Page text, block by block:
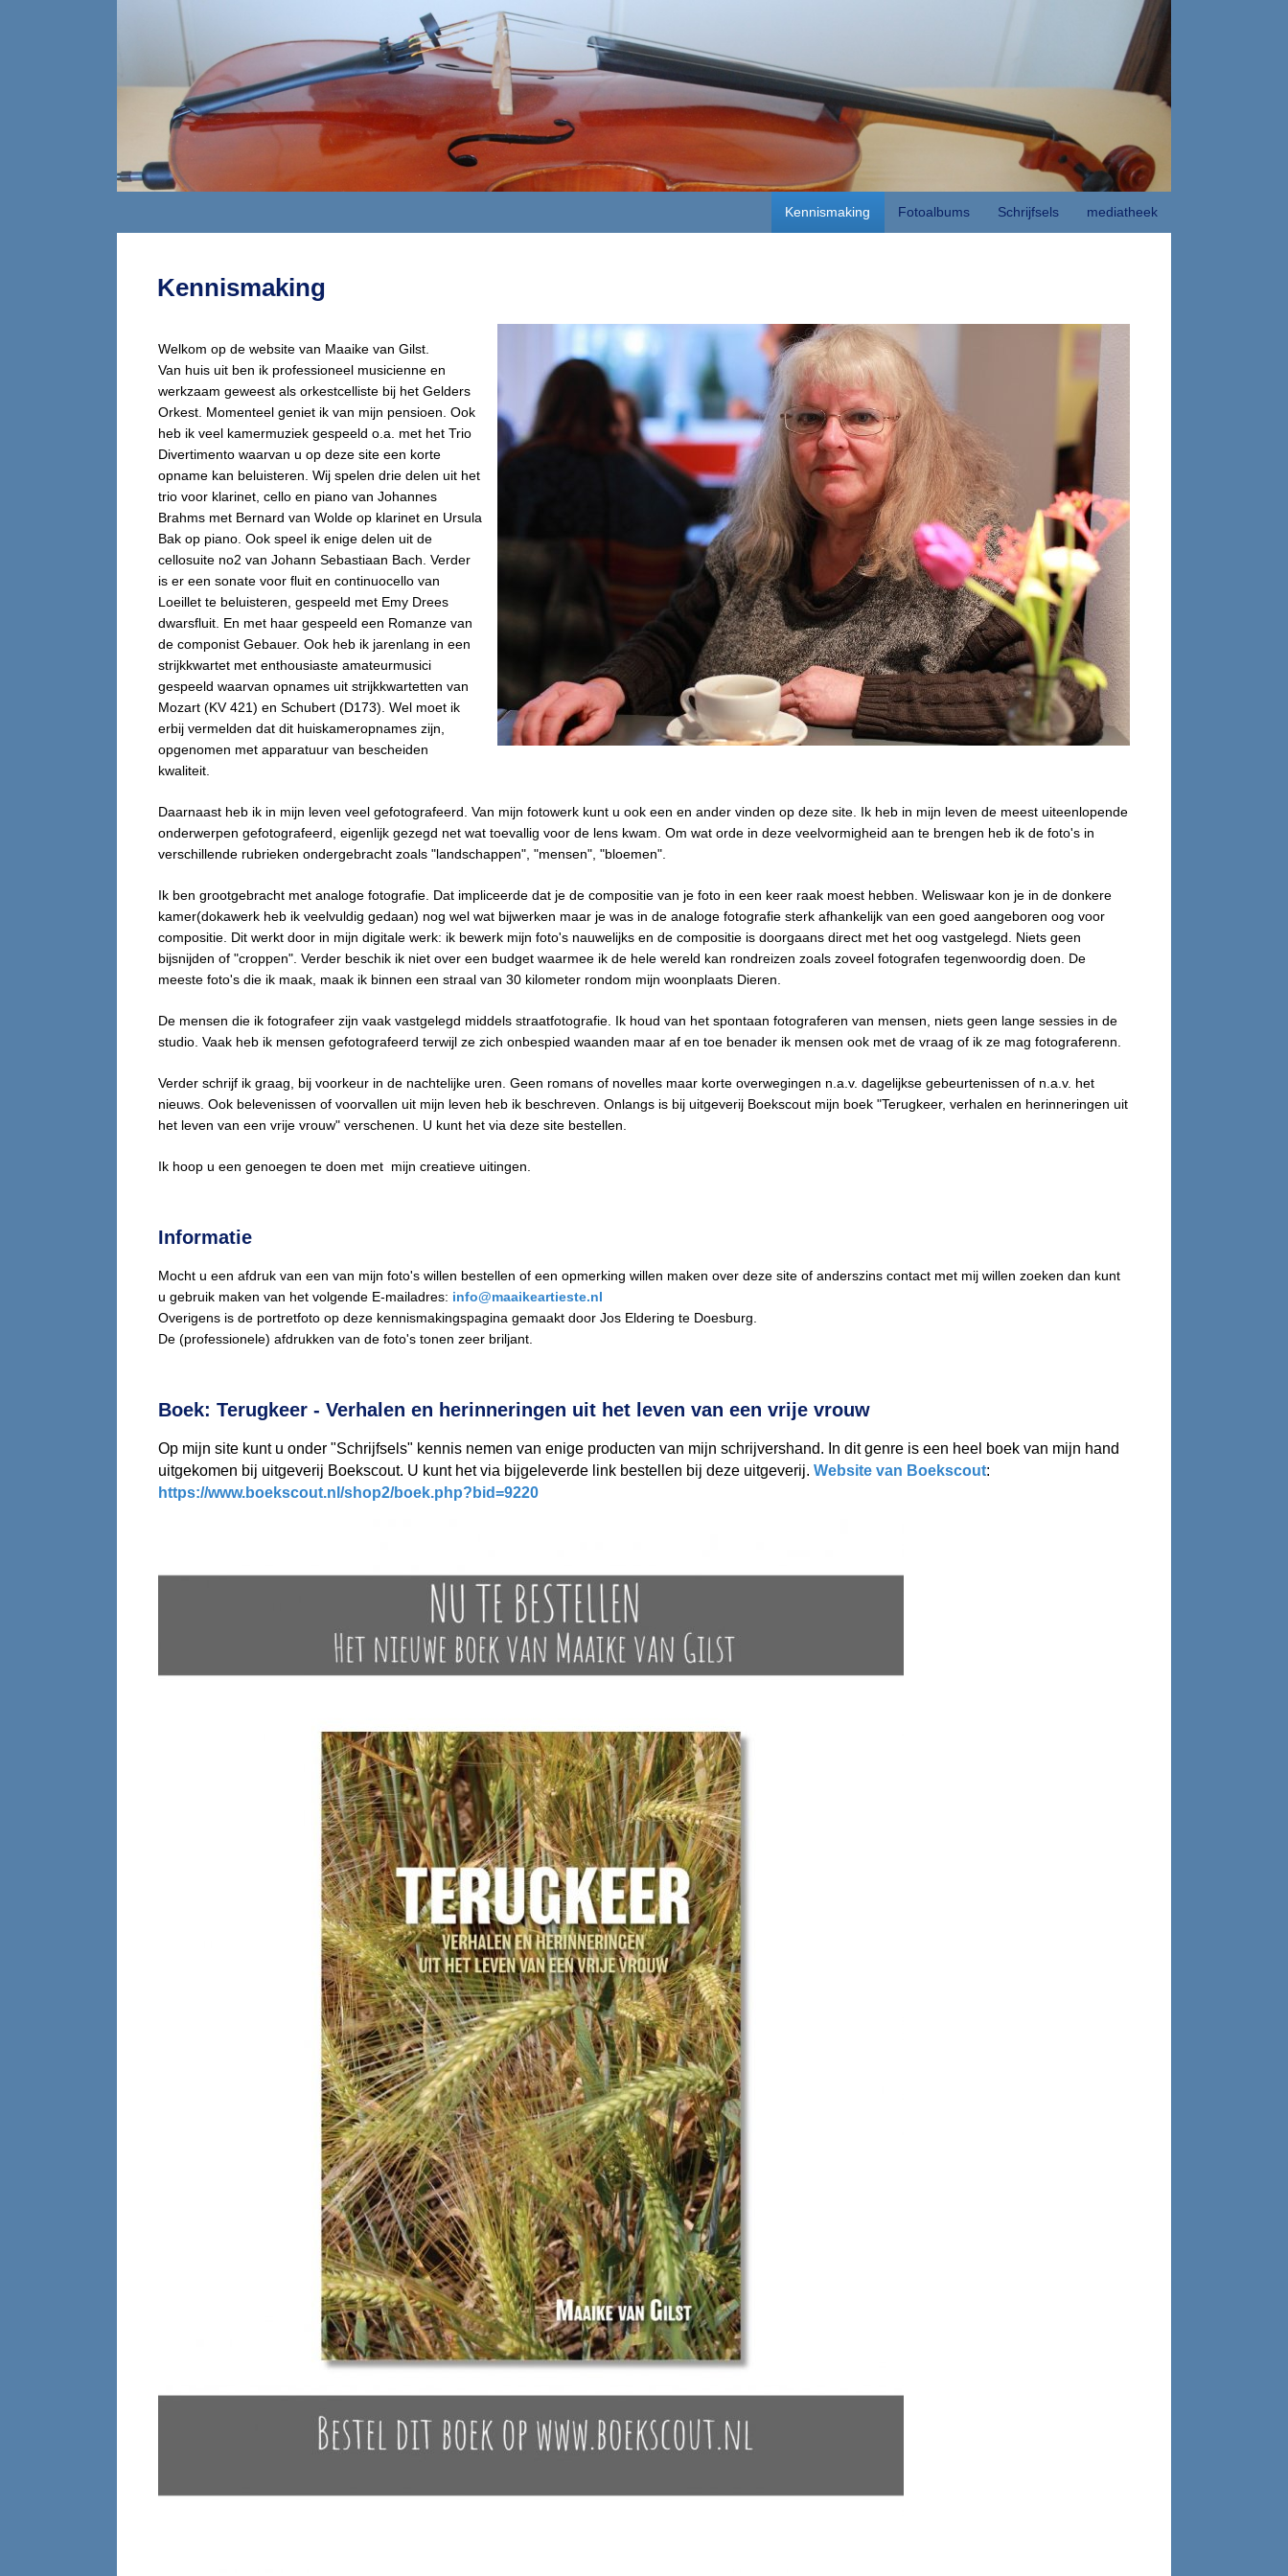
Kennismaking Fotoalbums Schrijfsels mediatheek
Kennismaking
Welkom op de website van Maaike van Gilst.
Van huis uit ben ik professioneel musicienne en
werkzaam geweest als orkestcelliste bij het Gelders
Orkest. Momenteel geniet ik van mijn pensioen. Ook
heb ik veel kamermuziek gespeeld o.a. met het Trio
Divertimento waarvan u op deze site een korte
opname kan beluisteren. Wij spelen drie delen uit het
trio voor klarinet, cello en piano van Johannes
Brahms met Bernard van Wolde op klarinet en Ursula
Bak op piano. Ook speel ik enige delen uit de
cellosuite no2 van Johann Sebastiaan Bach. Verder
is er een sonate voor fluit en continuocello van
Loeillet te beluisteren, gespeeld met Emy Drees
dwarsfluit. En met haar gespeeld een Romanze van
de componist Gebauer. Ook heb ik jarenlang in een
strijkkwartet met enthousiaste amateurmusici
gespeeld waarvan opnames uit strijkkwartetten van
Mozart (KV 421) en Schubert (D173). Wel moet ik
erbij vermelden dat dit huiskameropnames zijn,
opgenomen met apparatuur van bescheiden
kwaliteit.
Daarnaast heb ik in mijn leven veel gefotografeerd. Van mijn fotowerk kunt u ook een en ander vinden op deze site. Ik heb in mijn leven de meest uiteenlopende
onderwerpen gefotografeerd, eigenlijk gezegd net wat toevallig voor de lens kwam. Om wat orde in deze veelvormigheid aan te brengen heb ik de foto's in
verschillende rubrieken ondergebracht zoals "landschappen", "mensen", "bloemen".
Ik ben grootgebracht met analoge fotografie. Dat impliceerde dat je de compositie van je foto in een keer raak moest hebben. Weliswaar kon je in de donkere
kamer(dokawerk heb ik veelvuldig gedaan) nog wel wat bijwerken maar je was in de analoge fotografie sterk afhankelijk van een goed aangeboren oog voor
compositie. Dit werkt door in mijn digitale werk: ik bewerk mijn foto's nauwelijks en de compositie is doorgaans direct met het oog vastgelegd. Niets geen
bijsnijden of "croppen". Verder beschik ik niet over een budget waarmee ik de hele wereld kan rondreizen zoals zoveel fotografen tegenwoordig doen. De
meeste foto's die ik maak, maak ik binnen een straal van 30 kilometer rondom mijn woonplaats Dieren.
De mensen die ik fotografeer zijn vaak vastgelegd middels straatfotografie. Ik houd van het spontaan fotograferen van mensen, niets geen lange sessies in de
studio. Vaak heb ik mensen gefotografeerd terwijl ze zich onbespied waanden maar af en toe benader ik mensen ook met de vraag of ik ze mag fotograferenn.
Verder schrijf ik graag, bij voorkeur in de nachtelijke uren. Geen romans of novelles maar korte overwegingen n.a.v. dagelijkse gebeurtenissen of n.a.v. het
nieuws. Ook belevenissen of voorvallen uit mijn leven heb ik beschreven. Onlangs is bij uitgeverij Boekscout mijn boek "Terugkeer, verhalen en herinneringen uit
het leven van een vrije vrouw" verschenen. U kunt het via deze site bestellen.
Ik hoop u een genoegen te doen met mijn creatieve uitingen.
Informatie
Mocht u een afdruk van een van mijn foto's willen bestellen of een opmerking willen maken over deze site of anderszins contact met mij willen zoeken dan kunt
u gebruik maken van het volgende E-mailadres: info@maaikeartieste.nl
Overigens is de portretfoto op deze kennismakingspagina gemaakt door Jos Eldering te Doesburg.
De (professionele) afdrukken van de foto's tonen zeer briljant.
Boek: Terugkeer - Verhalen en herinneringen uit het leven van een vrije vrouw
Op mijn site kunt u onder "Schrijfsels" kennis nemen van enige producten van mijn schrijvershand. In dit genre is een heel boek van mijn hand
uitgekomen bij uitgeverij Boekscout. U kunt het via bijgeleverde link bestellen bij deze uitgeverij.Website van Boekscout:
https://www.boekscout.nl/shop2/boek.php?bid=9220